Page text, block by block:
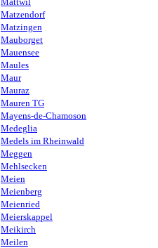
Matzendorf
Matzingen
Mauborget
Mauensee
Maules
Maur
Mauraz
Mauren TG
Mayens-de-Chamoson
Medeglia
Medels im Rheinwald
Meggen
Mehlsecken
Meien
Meienberg
Meienried
Meierskappel
Meikirch
Meilen